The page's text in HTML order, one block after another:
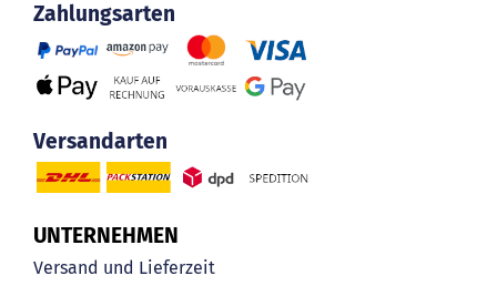
Zahlungsarten
Versandarten
UNTERNEHMEN
Versand und Lieferzeit